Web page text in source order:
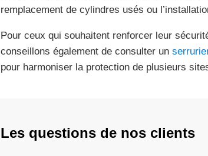
remplacement de cylindres usés ou
Pour ceux qui souhaitent renforcer leur
conseillons également de consulter un
pour harmoniser la protection de plusieurs
Les questions de nos clients